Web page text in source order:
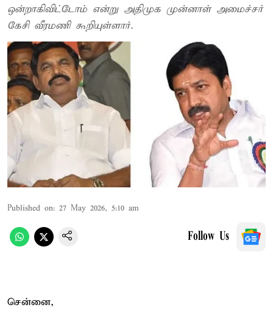
ஒன்றாகிவிட்டோம் என்று அதிமுக முன்னாள் அமைச்சர்
கேசி வீரமணி கூறியுள்ளார்.
Published on: 27 May 2026, 5:10 am
Follow Us
சென்னை,